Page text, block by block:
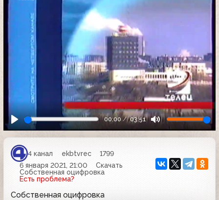
00:00 03:51
4 канал ekbtvrec
1799
6 января 2021, 21:00
Скачать
Собственная оцифровка
Есть проблема?
Собственная оцифровка